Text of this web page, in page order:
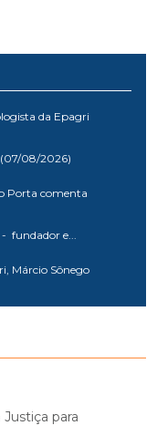
da Epagri
(07/08/2026)
Porta comenta
fundador e...
Márcio Sônego
para